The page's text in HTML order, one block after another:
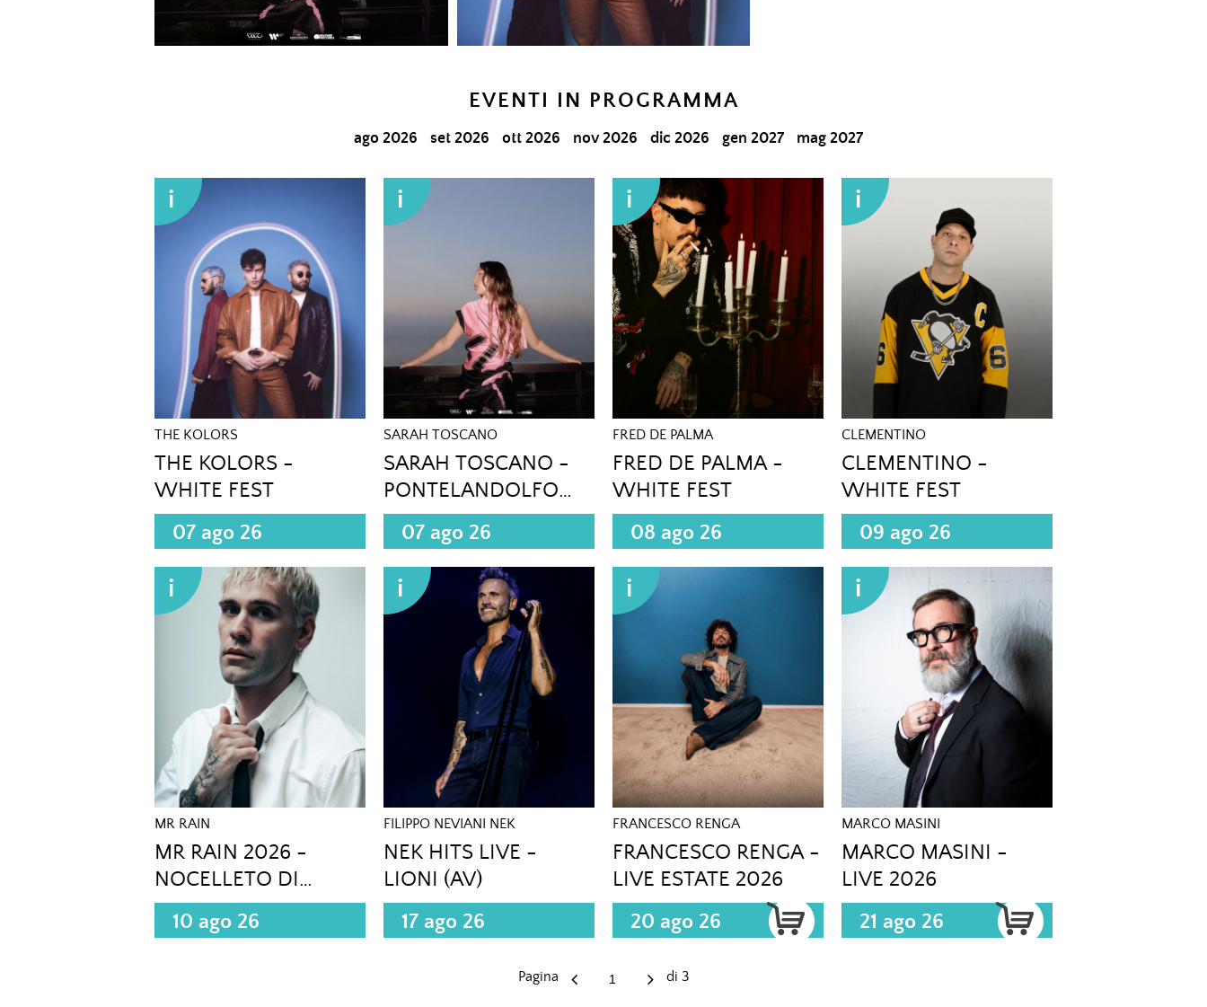
EVENTI IN PROGRAMMA
ago 2026 set 2026 ott 2026 nov 2026 dic 2026 gen 2027 mag 2027
i
THE KOLORS
THE KOLORS -
WHITE FEST
07 ago 26
i
SARAH TOSCANO
SARAH TOSCANO -
PONTELANDOLFO
(BN)
07 ago 26
i
FRED DE PALMA
FRED DE PALMA -
WHITE FEST
08 ago 26
i
CLEMENTINO
CLEMENTINO -
WHITE FEST
09 ago 26
i
MR RAIN
MR RAIN 2026 -
NOCELLETO DI
CARINOLA (CE)
10 ago 26
i
FILIPPO NEVIANI NEK
NEK HITS LIVE -
LIONI (AV)
17 ago 26
i
FRANCESCO RENGA
FRANCESCO RENGA -
LIVE ESTATE 2026
20 ago 26
i
MARCO MASINI
MARCO MASINI -
LIVE 2026
21 ago 26
Pagina di 3